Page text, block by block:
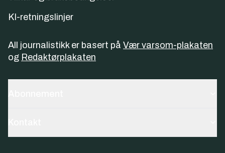
KI-retningslinjer
All journalistikk er basert på Vær varsom-plakaten
og Redaktørplakaten